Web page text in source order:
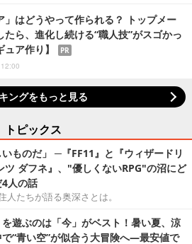
」はどうやって作られる？ トップメー
たら、進化し続ける“職人技”がスゴかっ
ア作り】
PR
ングをもっと見る
トピックス
いものだ」 ─『FF11』と『ウィザードリ
ツ ダフネ』、"優しくないRPG"の沼にど
人の話
人たちが語る奥深さとは。
を遊ぶのは「今」がベスト！暑い夏、涼
で“青い空”が似合う大冒険へ―最安値で